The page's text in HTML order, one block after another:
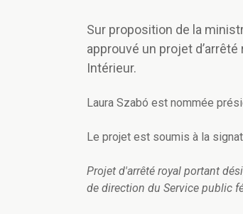
Sur proposition de la
approuvé un projet
Intérieur.
Laura Szabó est nommée
Le projet est soumis à la
Projet d'arrêté royal portant
de direction du Service public